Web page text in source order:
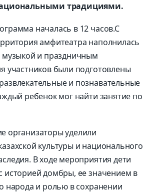
традициями.
началась в 12 часов.С
амфитеатра наполнилась
музыкой и праздничным
участников были подготовлены
и познавательные
ребенок мог найти занятие по
организаторы уделили
культуры и национального
В ходе мероприятия дети
историей домбры, ее значением в
народа и ролью в сохранении